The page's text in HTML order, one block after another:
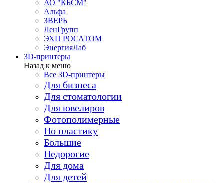
АО "КБСМ"
Альфа
ЗВЕРЬ
ЛенГрупп
ЭХП РОСАТОМ
ЭнергияЛаб
3D-принтеры
Назад к меню
Все 3D-принтеры
Для бизнеса
Для стоматологии
Для ювелиров
Фотополимерные
По пластику
Большие
Недорогие
Для дома
Для детей